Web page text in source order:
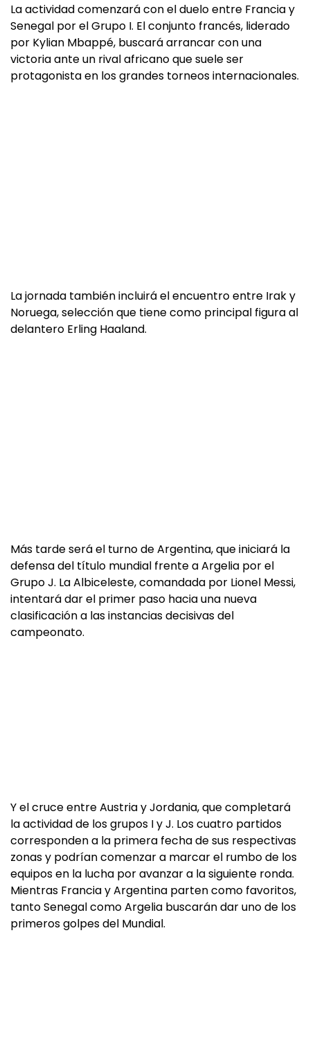
La actividad comenzará con el duelo entre Francia y
Senegal por el Grupo I. El conjunto francés, liderado
por Kylian Mbappé, buscará arrancar con una
victoria ante un rival africano que suele ser
protagonista en los grandes torneos internacionales.
La jornada también incluirá el encuentro entre Irak y
Noruega, selección que tiene como principal figura al
delantero Erling Haaland.
Más tarde será el turno de Argentina, que iniciará la
defensa del título mundial frente a Argelia por el
Grupo J. La Albiceleste, comandada por Lionel Messi,
intentará dar el primer paso hacia una nueva
clasificación a las instancias decisivas del
campeonato.
Y el cruce entre Austria y Jordania, que completará
la actividad de los grupos I y J. Los cuatro partidos
corresponden a la primera fecha de sus respectivas
zonas y podrían comenzar a marcar el rumbo de los
equipos en la lucha por avanzar a la siguiente ronda.
Mientras Francia y Argentina parten como favoritos,
tanto Senegal como Argelia buscarán dar uno de los
primeros golpes del Mundial.